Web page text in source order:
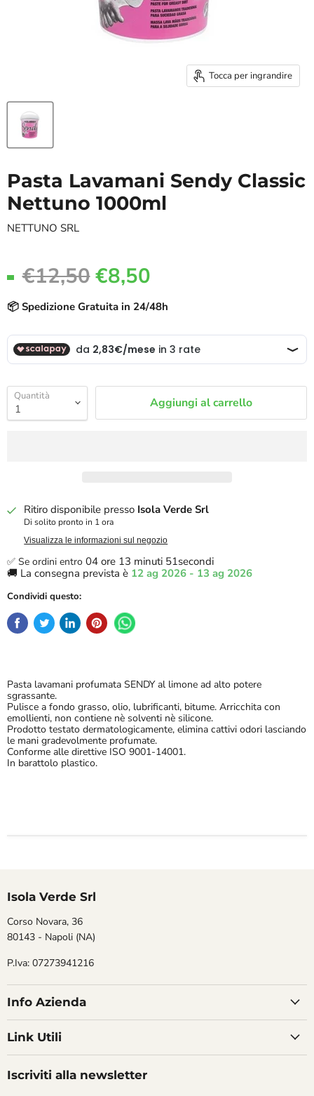
Tocca per ingrandire
Pasta Lavamani Sendy Classic
Nettuno 1000ml
NETTUNO SRL
€12,50€8,50
📦 Spedizione Gratuita in 24/48h
Quantità Aggiungi al carrello
Ritiro disponibile presso Isola Verde Srl
Di solito pronto in 1 ora
Visualizza le informazioni sul negozio
✅ Se ordini entro 04 ore 13 minuti 51secondi
🚚 La consegna prevista è 12 ag 2026 - 13 ag 2026
Condividi questo:
Pasta lavamani profumata SENDY al limone ad alto potere
sgrassante.
Pulisce a fondo grasso, olio, lubrificanti, bitume. Arricchita con
emollienti, non contiene nè solventi nè silicone.
Prodotto testato dermatologicamente, elimina cattivi odori lasciando
le mani gradevolmente profumate.
Conforme alle direttive ISO 9001-14001.
In barattolo plastico.
Isola Verde Srl
Corso Novara, 36
80143 - Napoli (NA)
P.Iva: 07273941216
Info Azienda
Link Utili
Iscriviti alla newsletter